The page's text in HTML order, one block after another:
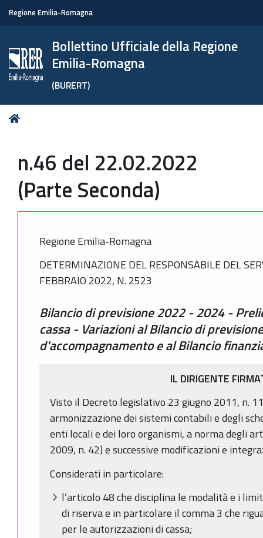
Regione Emilia-Romagna
Bollettino Ufficiale della Regione
Emilia-Romagna
(BURERT)
Tu
n.46 del 22.02.2022
(Parte Seconda)
Regione Emilia-Romagna
DETERMINAZIONE DEL RESPONSABILE DEL
FEBBRAIO 2022, N. 2523
Bilancio di previsione 2022 - 2024 -
cassa - Variazioni al Bilancio di
d'accompagnamento e al Bilancio
IL DIRIGENTE
Visto il Decreto legislativo 23 giugno 2011, n.
armonizzazione dei sistemi contabili e degli
enti locali e dei loro organismi, a norma degli
2009, n. 42) e successive modificazioni e
Considerati in particolare:
l’articolo 48 che disciplina le modalità e i
di riserva e in particolare il comma 3 che
per le autorizzazioni di cassa;